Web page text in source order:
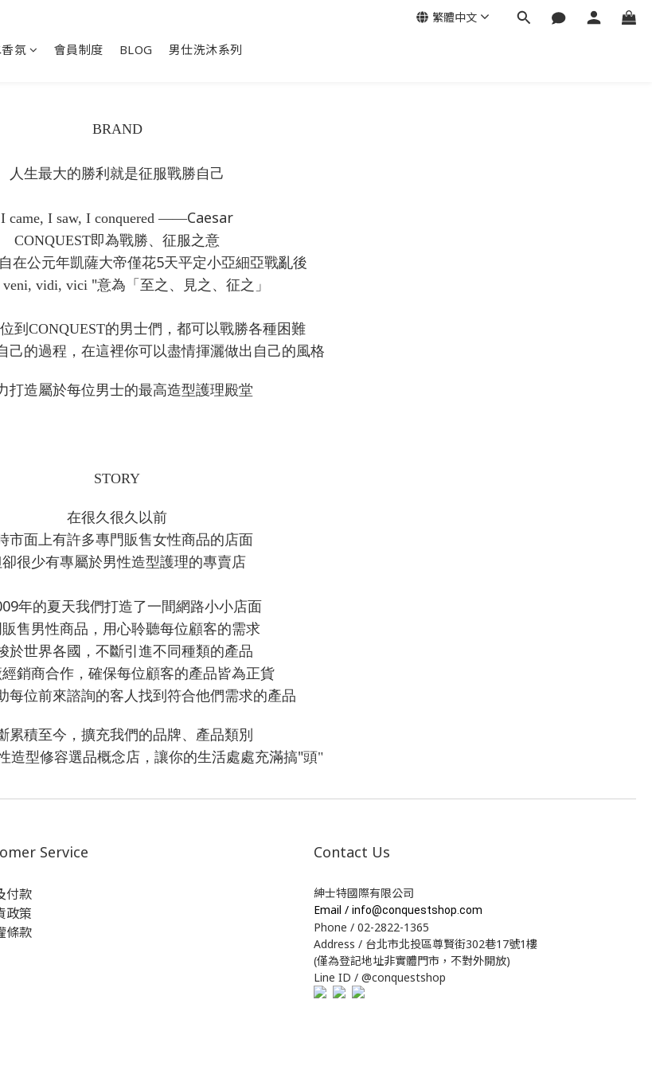
氛 會員制度 BLOG 男仕洗沐系列
繁體中文
BRAND
人生最大的勝利就是征服戰勝自己
I came, I saw, I conquered ——Caesar
CONQUEST即為戰勝、征服之意
在公元年凱薩大帝僅花5天平定小亞細亞戰亂後
veni, vidi, vici "意為「至之、見之、征之」
到CONQUEST的男士們，都可以戰勝各種困難
己的過程，在這裡你可以盡情揮灑做出自己的風格
打造屬於每位男士的最高造型護理殿堂
STORY
在很久很久以前
市面上有許多專門販售女性商品的店面
很少有專屬於男性造型護理的專賣店
年的夏天我們打造了一間網路小小店面
售男性商品，用心聆聽每位顧客的需求
於世界各國，不斷引進不同種類的產品
銷商合作，確保每位顧客的產品皆為正貨
每位前來諮詢的客人找到符合他們需求的產品
累積至今，擴充我們的品牌、產品類別
造型修容選品概念店，讓你的生活處處充滿搞"頭"
Service
付款
政策
條款
Contact Us
紳士特國際有限公司
Email / info@conquestshop.com
Phone / 02-2822-1365
Address / 台北市北投區尊賢街302巷17號1樓
(僅為登記地址非實體門市，不對外開放)
Line ID / @conquestshop